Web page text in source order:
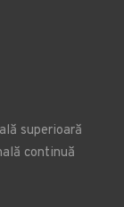
superioară
continuă